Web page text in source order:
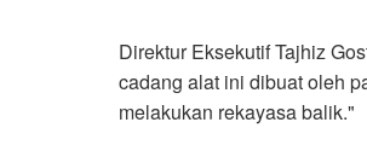
Direktur Eksekutif Tajhiz
cadang alat ini dibuat oleh
melakukan rekayasa balik."